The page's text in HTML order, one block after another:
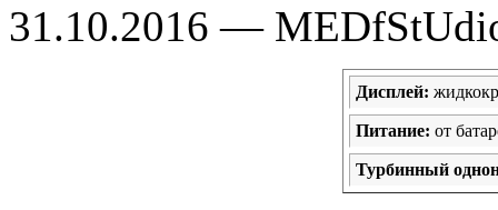
31.10.2016 —
Дисплей:
Питание: от
Турбинный